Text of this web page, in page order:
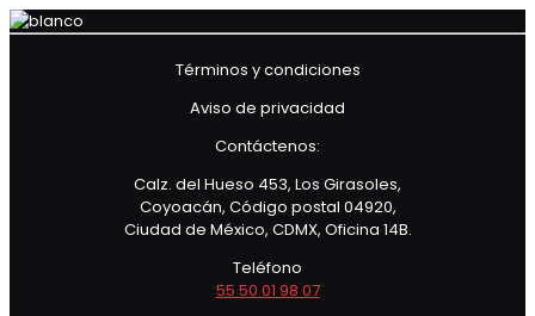
Términos y condiciones
Aviso de privacidad
Contáctenos:
Calz. del Hueso 453, Los Girasoles,
Coyoacán, Código postal 04920,
Ciudad de México, CDMX, Oficina 14B.
Teléfono
55 50 01 98 07